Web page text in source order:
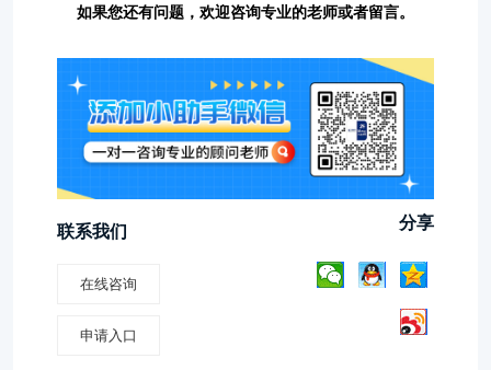
如果您还有问题，欢迎咨询专业的老师或者留言。
联系我们
在线咨询
申请入口
分享